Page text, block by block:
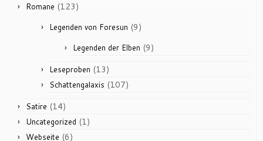
Romane (123)
Legenden von Foresun (9)
Legenden der Elben (9)
Leseproben (13)
Schattengalaxis (107)
Satire (14)
Uncategorized (1)
Webseite (6)